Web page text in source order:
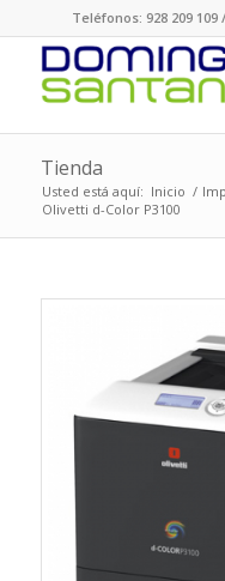
Teléfonos: 928 209 109
Tienda
Usted está aquí: Inicio /
Olivetti d-Color P3100